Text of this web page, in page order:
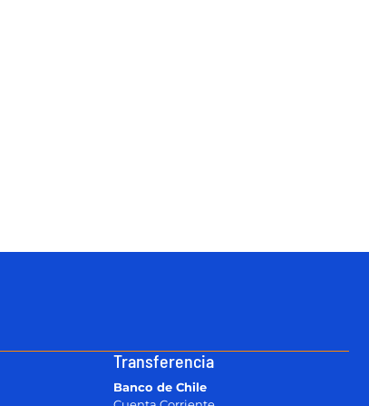
Transferencia
Banco de Chile